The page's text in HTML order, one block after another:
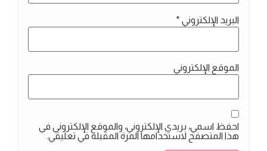
البريد الإلكتروني *
الموقع الإلكتروني
احفظ اسمي، بريدي الإلكتروني، والموقع الإلكتروني في
هذا المتصفح لاستخدامها المرة المقبلة في تعليقي.